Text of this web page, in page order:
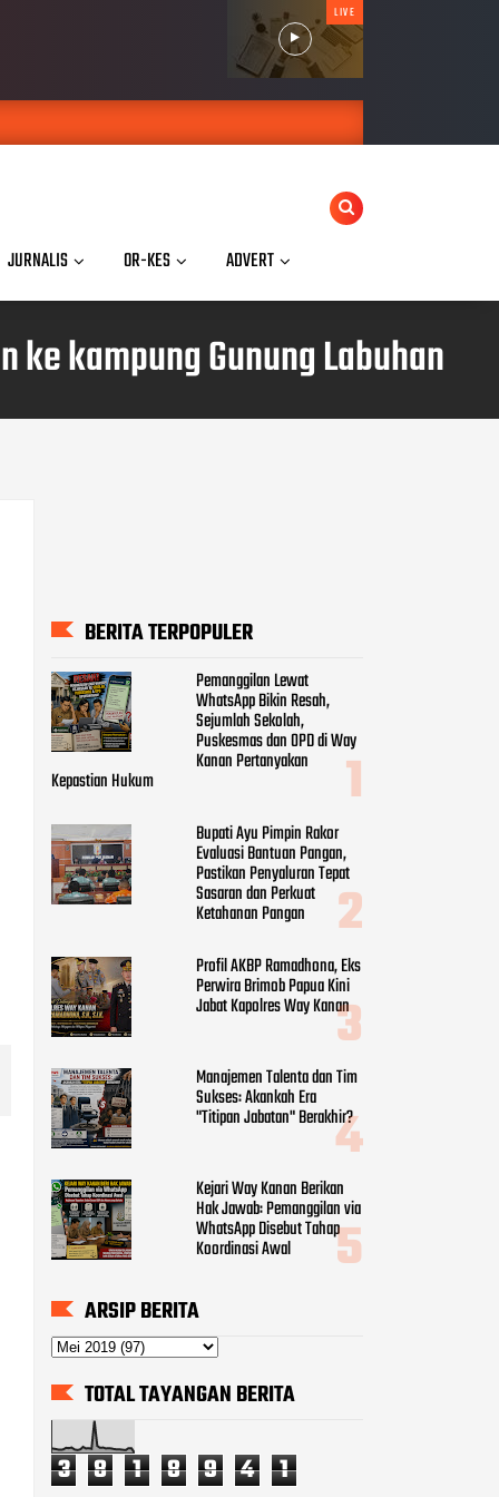
LIVE
JURNALIS OR-KES ADVERT
ke kampung Gunung Labuhan
BERITA TERPOPULER
Pemanggilan Lewat
WhatsApp Bikin Resah,
Sejumlah Sekolah,
Puskesmas dan OPD di Way
Kanan Pertanyakan
Kepastian Hukum
Bupati Ayu Pimpin Rakor
Evaluasi Bantuan Pangan,
Pastikan Penyaluran Tepat
Sasaran dan Perkuat
Ketahanan Pangan
Profil AKBP Ramadhona, Eks
Perwira Brimob Papua Kini
Jabat Kapolres Way Kanan
Manajemen Talenta dan Tim
Sukses: Akankah Era
"Titipan Jabatan" Berakhir?
Kejari Way Kanan Berikan
Hak Jawab: Pemanggilan via
WhatsApp Disebut Tahap
Koordinasi Awal
ARSIP BERITA
TOTAL TAYANGAN BERITA
3 8 1 8 9 4 1